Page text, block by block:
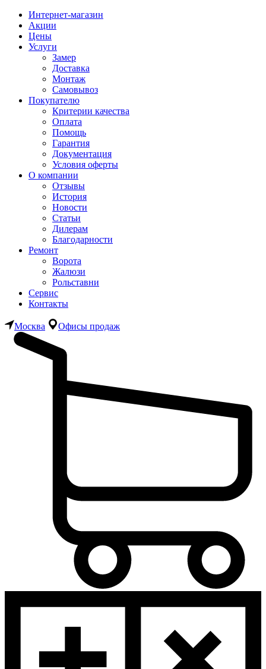
Интернет-магазин
Акции
Цены
Услуги
Замер
Доставка
Монтаж
Самовывоз
Покупателю
Критерии качества
Оплата
Помощь
Гарантия
Документация
Условия оферты
О компании
Отзывы
История
Новости
Статьи
Дилерам
Благодарности
Ремонт
Ворота
Жалюзи
Рольставни
Сервис
Контакты
Москва Офисы продаж